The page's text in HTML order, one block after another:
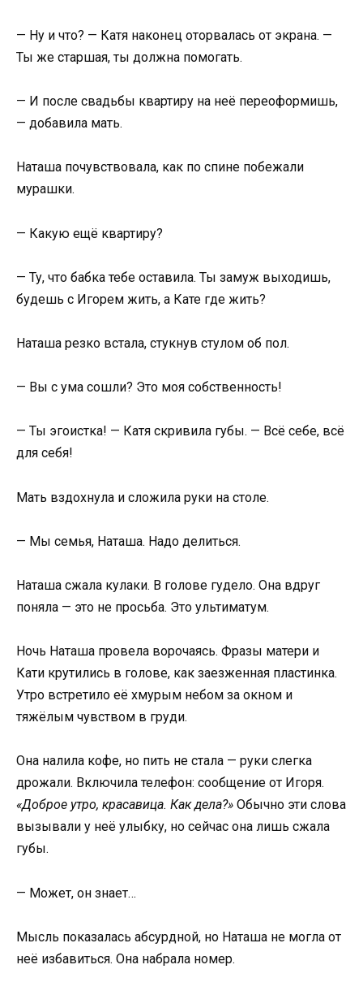
— Ну и что? — Катя наконец оторвалась от экрана. —
Ты же старшая, ты должна помогать.
— И после свадьбы квартиру на неё переоформишь,
— добавила мать.
Наташа почувствовала, как по спине побежали
мурашки.
— Какую ещё квартиру?
— Ту, что бабка тебе оставила. Ты замуж выходишь,
будешь с Игорем жить, а Кате где жить?
Наташа резко встала, стукнув стулом об пол.
— Вы с ума сошли? Это моя собственность!
— Ты эгоистка! — Катя скривила губы. — Всё себе, всё
для себя!
Мать вздохнула и сложила руки на столе.
— Мы семья, Наташа. Надо делиться.
Наташа сжала кулаки. В голове гудело. Она вдруг
поняла — это не просьба. Это ультиматум.
Ночь Наташа провела ворочаясь. Фразы матери и
Кати крутились в голове, как заезженная пластинка.
Утро встретило её хмурым небом за окном и
тяжёлым чувством в груди.
Она налила кофе, но пить не стала — руки слегка
дрожали. Включила телефон: сообщение от Игоря.
«Доброе утро, красавица. Как дела?» Обычно эти слова
вызывали у неё улыбку, но сейчас она лишь сжала
губы.
— Может, он знает…
Мысль показалась абсурдной, но Наташа не могла от
неё избавиться. Она набрала номер.